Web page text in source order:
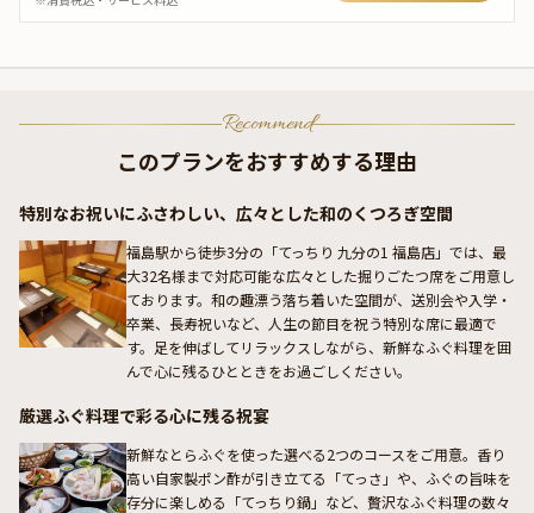
Recommend
このプランをおすすめする理由
特別なお祝いにふさわしい、広々とした和のくつろぎ空間
福島駅から徒歩3分の「てっちり 九分の1 福島店」では、最
大32名様まで対応可能な広々とした掘りごたつ席をご用意し
ております。和の趣漂う落ち着いた空間が、送別会や入学・
卒業、長寿祝いなど、人生の節目を祝う特別な席に最適で
す。足を伸ばしてリラックスしながら、新鮮なふぐ料理を囲
んで心に残るひとときをお過ごしください。
厳選ふぐ料理で彩る心に残る祝宴
新鮮なとらふぐを使った選べる2つのコースをご用意。香り
高い自家製ポン酢が引き立てる「てっさ」や、ふぐの旨味を
存分に楽しめる「てっちり鍋」など、贅沢なふぐ料理の数々